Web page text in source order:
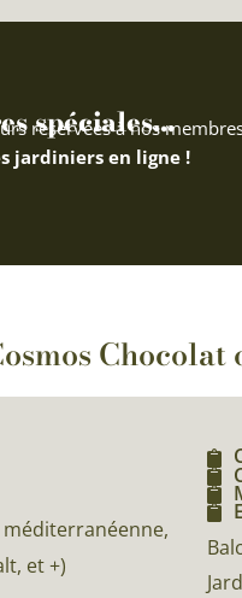
spéciales...
réservées à nos
jardiniers en ligne !
et +)